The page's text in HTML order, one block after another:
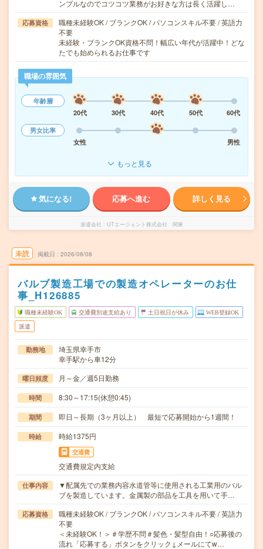
ンプルなのでコツコツ業務がお好きな方は長く活躍し…
応募資格
職種未経験OK / ブランクOK / パソコンスキル不要 / 英語力
不要
未経験・ブランクOK資格不問！幅広い年代が活躍中！どな
たでも始められるお仕事です
職場の雰囲気
年齢層
20代
30代 40代 50代
60代
男女比率
女性
男性
もっと見る
気になる! 応募へ進む 詳しく見る
派遣会社 UTエージェント株式会社 関東
未読 掲載日 2026/08/08
バルブ製造工場での製造オペレーターのお仕
事_H126885
職種未経験OK 交通費別途支給あり 土日祝日が休み WEB登録OK
派遣
勤務地
埼玉県幸手市
幸手駅から車12分
曜日頻度 月～金／週5日勤務
時間 8:30～17:15(休憩0:45)
期間 即日～長期（3ヶ月以上） 最短で応募開始から1週間！
時給 時給1375円
交通費
交通費規定内支給
仕事内容
▼配属先での業務内容水道管等に使用される工業用のバル
ブを製造しています。金属製の部品を工具を用いて手…
応募資格
職種未経験OK / ブランクOK / パソコンスキル不要 / 英語力
不要
＜未経験OK！＞＃学歴不問＃髪色・髪型自由！○応募後の
流れ「応募する」ボタンをクリック↓メールにてw…